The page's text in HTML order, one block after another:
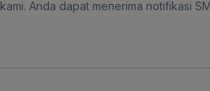
kami. Anda dapat menerima notifikasi